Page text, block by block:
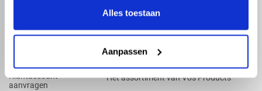
Alles toestaan
Aanpassen
Dak en gevel
Klantaccount
aanvragen
PRODUCTCATALOGUS 2026
Het assortiment van Vos Products